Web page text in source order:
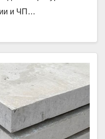
и ЧП…